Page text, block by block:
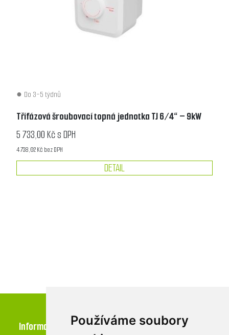
Používáme soubory
Do 3-5 týdnů
Třífázová šroubovací topná jednotka TJ 6/4“ – 9kW
5 733,00 Kč s DPH
4 738,02 Kč bez DPH
DETAIL
Informace